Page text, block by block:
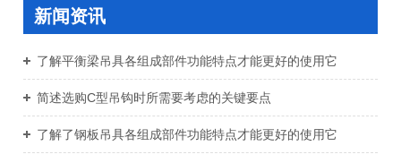
新闻资讯
了解平衡梁吊具各组成部件功能特点才能更好的使用它
简述选购C型吊钩时所需要考虑的关键要点
了解了钢板吊具各组成部件功能特点才能更好的使用它